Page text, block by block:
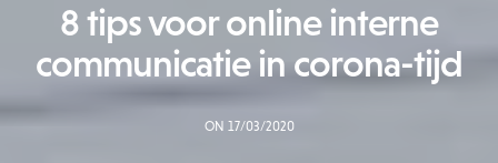
8 tips voor online interne
communicatie in corona-tijd
ON 17/03/2020